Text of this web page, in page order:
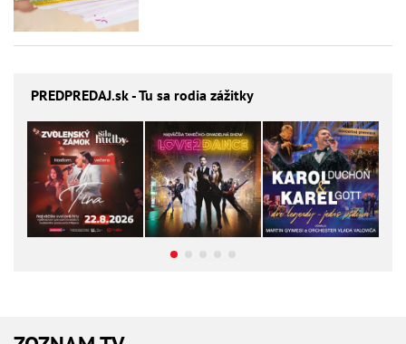
PREDPREDAJ.sk - Tu sa rodia zážitky